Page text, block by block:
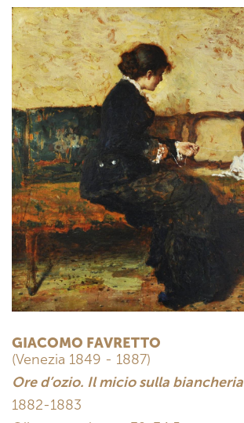
GIACOMO FAVRETTO
(Venezia 1849 - 1887)
Ore d’ozio. Il micio sulla biancheria
1882-1883